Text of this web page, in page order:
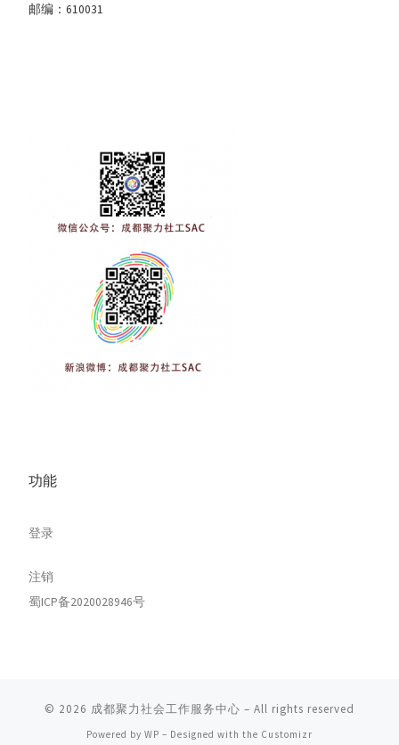
邮编：610031
功能
登录
注销
蜀ICP备2020028946号
© 2026 成都聚力社会工作服务中心 – All rights reserved
Powered by WP – Designed with the Customizr